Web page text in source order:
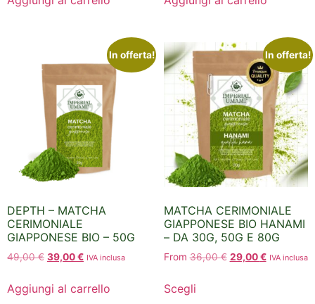
In offerta!
DEPTH – MATCHA
CERIMONIALE
GIAPPONESE BIO – 50G
49,00€ 39,00€ IVA inclusa
Aggiungi al carrello
In offerta!
MATCHA CERIMONIALE
GIAPPONESE BIO HANAMI
– DA 30G, 50G E 80G
From36,00€ 29,00€ IVA inclusa
Scegli